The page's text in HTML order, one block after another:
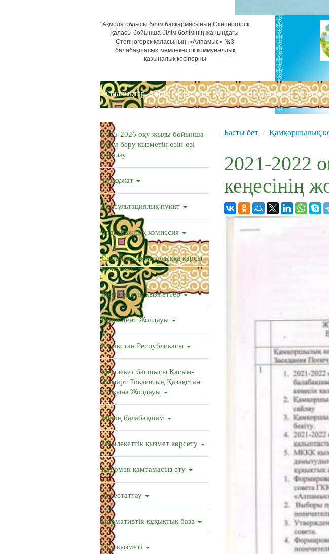
"Ақмола облысы білім басқармасының Степногорск
қаласы бойынша білім бөлімінің жанындағы
Степногорск қаласының «Алпамыс» №3
балабақшасы» мемлекеттік коммуналдық
қазыналық кәсіпорны
Жаңалықтар Ашық бюджеттер Мемлекеттік қызметтер
2025-2026 оқу жылы бойынша
білім беру қызметін өзін-өзі
бағалау
Төлқұжат
Консультациялық пункт
Бракераждық комиссия
Сыбайлас жемқорлыққа қарсы
комплаенс
Мемлекеттік қызметтер
Президент Жолдауы
Қазақстан Республикасы
Мемлекет басшысы Қасым-
Жомарт Тоқаевтың Қазақстан
халқына Жолдауы
Менің балабақшам
Мемлекеттік қызмет көрсету
Кадрмен қамтамасыз ету
Аттестаттау
Нормативтік-құқықтық база
Оқу қызметі
Басты бет Қамқоршылық
2021-2022
кеңесінің